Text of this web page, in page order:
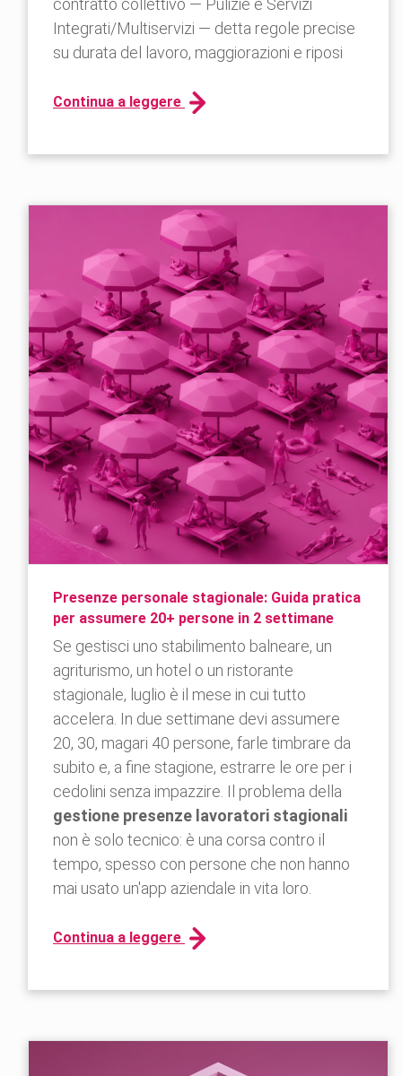
contratto collettivo — Pulizie e Servizi
Integrati/Multiservizi — detta regole precise
su durata del lavoro, maggiorazioni e riposi
Continua a leggere
Presenze personale stagionale: Guida pratica
per assumere 20+ persone in 2 settimane
Se gestisci uno stabilimento balneare, un
agriturismo, un hotel o un ristorante
stagionale, luglio è il mese in cui tutto
accelera. In due settimane devi assumere
20, 30, magari 40 persone, farle timbrare da
subito e, a fine stagione, estrarre le ore per i
cedolini senza impazzire. Il problema della
gestione presenze lavoratori stagionali
non è solo tecnico: è una corsa contro il
tempo, spesso con persone che non hanno
mai usato un'app aziendale in vita loro.
Continua a leggere